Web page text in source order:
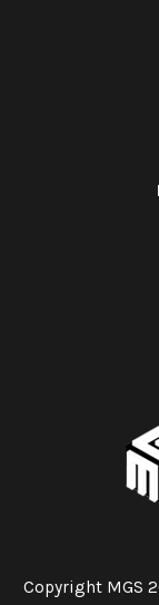
Copyright MGS